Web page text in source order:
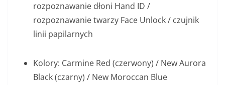
rozpoznawanie dłoni Hand ID /
rozpoznawanie twarzy Face Unlock / czujnik
linii papilarnych
Kolory: Carmine Red (czerwony) / New Aurora
Black (czarny) / New Moroccan Blue